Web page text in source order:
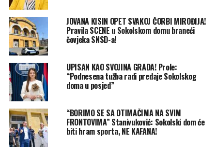
JOVANA KISIN OPET SVAKOJ ČORBI MIROĐIJA!
Pravila SCENE u Sokolskom domu braneći
čovjeka SNSD-a!
UPISAN KAO SVOJINA GRADA! Prole:
“Podnesena tužba radi predaje Sokolskog
doma u posjed”
“BORIMO SE SA OTIMAČIMA NA SVIM
FRONTOVIMA” Stanivuković: Sokolski dom će
biti hram sporta, NE KAFANA!